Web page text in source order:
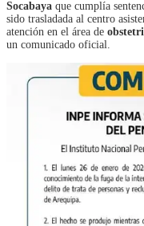
Socabaya que cumplía
sido trasladada al centro
atención en el área de
un comunicado oficial.